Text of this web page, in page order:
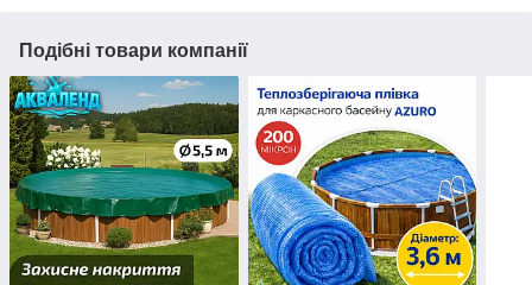
Подібні товари компанії